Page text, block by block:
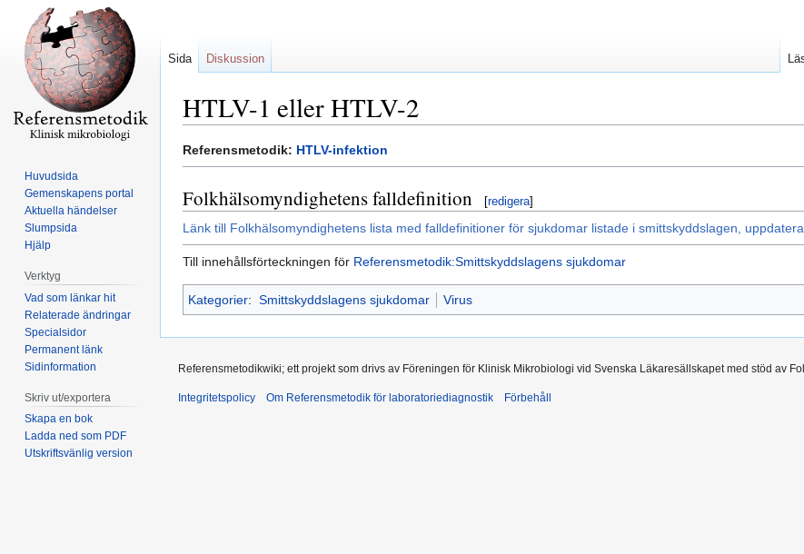
HTLV-1 eller HTLV-2
Hoppa
till
navigering
Hoppa
till
sök
Referensmetodik: HTLV-infektion
Folkhälsomyndighetens falldefinition [redigera]
Länk till Folkhälsomyndighetens lista med falldefinitioner för sjukdomar listade i smittskyddslagen,
Till innehållsförteckningen för Referensmetodik:Smittskyddslagens sjukdomar
Kategorier: Smittskyddslagens sjukdomar Virus
Sida Diskussion
Huvudsida
Gemenskapens portal
Aktuella händelser
Slumpsida
Hjälp
Verktyg
Vad som länkar hit
Relaterade ändringar
Specialsidor
Permanent länk
Sidinformation
Skriv ut/exportera
Skapa en bok
Ladda ned som PDF
Utskriftsvänlig version
Referensmetodikwiki; ett projekt som drivs av Föreningen för Klinisk Mikrobiologi vid Svenska Läkaresällskapet med stöd av
Integritetspolicy Om Referensmetodik för laboratoriediagnostik Förbehåll